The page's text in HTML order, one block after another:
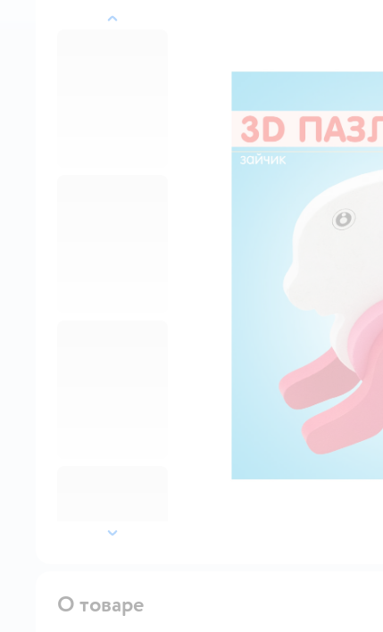
назад
далее
О товаре